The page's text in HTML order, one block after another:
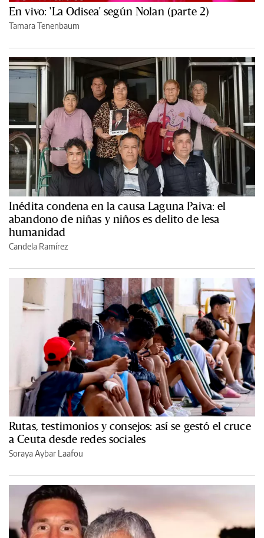
En vivo: 'La Odisea' según Nolan (parte 2)
Tamara Tenenbaum
Inédita condena en la causa Laguna Paiva: el
abandono de niñas y niños es delito de lesa
humanidad
Candela Ramírez
Rutas, testimonios y consejos: así se gestó el cruce
a Ceuta desde redes sociales
Soraya Aybar Laafou